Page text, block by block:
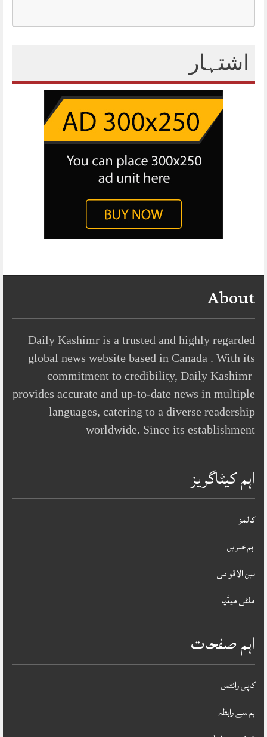
اشتہار
About
Daily Kashimr is a trusted and highly regarded
global news website based in Canada . With its
commitment to credibility, Daily Kashimr
provides accurate and up-to-date news in multiple
languages, catering to a diverse readership
worldwide. Since its establishment
اہم کیٹاگریز
کالمز
اہم خبریں
بین الاقوامی
ملٹی میڈیا
اہم صفحات
کاپی رائٹس
ہم سے رابطہ